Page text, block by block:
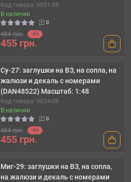
Код товара: 9031-09
В наличии
0
484 грн. -6%
455 грн.
Су-27: заглушки на ВЗ, на сопла, на
жалюзи и декаль с номерами
(DAN48522) Масштаб: 1:48
Код товара: 9034-09
В наличии
0
484 грн. -6%
455 грн.
Миг-29: заглушки на ВЗ, на сопла,
на жалюзи и декаль с номерами